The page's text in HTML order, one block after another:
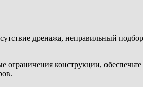
дренажа, неправильный
конструкции,